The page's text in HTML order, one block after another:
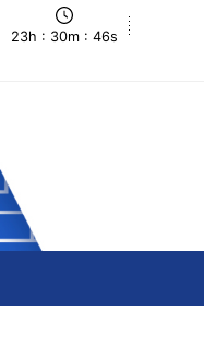
23h : 30m : 47s